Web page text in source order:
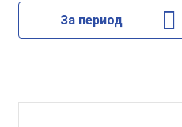
За период